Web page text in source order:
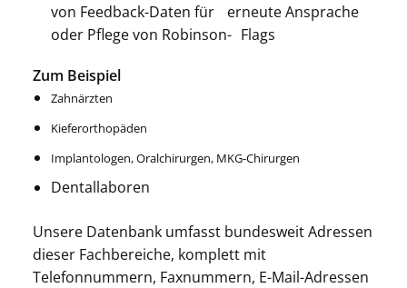
von Feedback-Daten für erneute Ansprache
oder Pflege von Robinson- Flags
Zum Beispiel
Zahnärzten
Kieferorthopäden
Implantologen, Oralchirurgen, MKG-Chirurgen
Dentallaboren
Unsere Datenbank umfasst bundesweit Adressen
dieser Fachbereiche, komplett mit
Telefonnummern, Faxnummern, E-Mail-Adressen